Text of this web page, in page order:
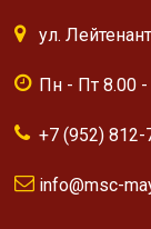
ул.
Пн - Пт 8.00 -
+7 (952) 812-
info@msc-